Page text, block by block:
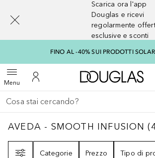
Scarica ora l'app
Douglas e ricevi
regolarmente
esclusive e sconti
FINO AL -40% SUI PRODOTTI
MenuApri menuAl Mio Account
A
Torna indietro
Esegui ricerca
AVEDA - SMOOTH INFUSION
AVEDA - SMOOTH INFUSION (
Categorie
Prezzo Tipo di
[navigation.slideout.screenreader]